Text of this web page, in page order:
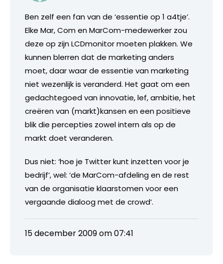
Ben zelf een fan van de ‘essentie op 1 a4tje’.
Elke Mar, Com en MarCom-medewerker zou
deze op zijn LCDmonitor moeten plakken. We
kunnen blerren dat de marketing anders
moet, daar waar de essentie van marketing
niet wezenlijk is veranderd. Het gaat om een
gedachtegoed van innovatie, lef, ambitie, het
creëren van (markt)kansen en een positieve
blik die percepties zowel intern als op de
markt doet veranderen.
Dus niet: ‘hoe je Twitter kunt inzetten voor je
bedrijf’, wel: ‘de MarCom-afdeling en de rest
van de organisatie klaarstomen voor een
vergaande dialoog met de crowd’.
15 december 2009 om 07:41